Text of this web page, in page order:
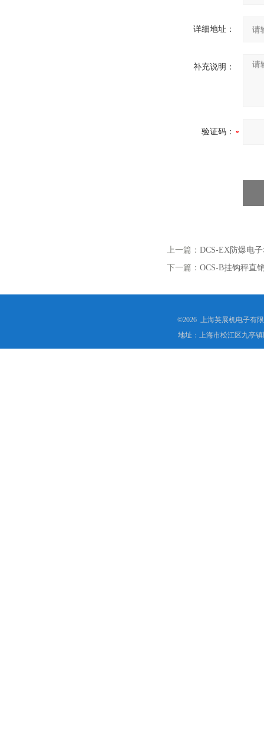
详细地址：
补充说明：
验证码：
上一篇： DCS-EX防爆电
下一篇： OCS-B挂钩秤直
©2026 上海英展机电子有
地址：上海市松江区九亭镇